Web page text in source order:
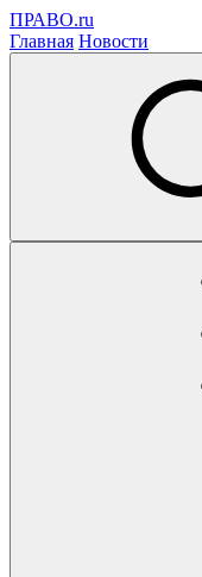
ПРАВО.ru
Главная Новости